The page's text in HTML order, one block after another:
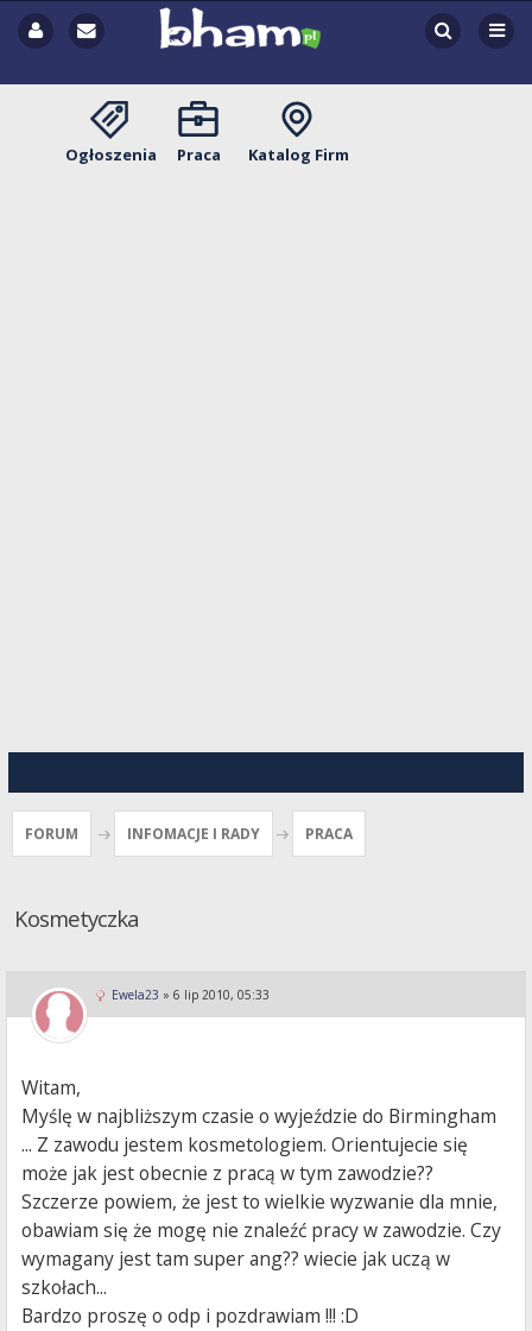
Ogłoszenia Praca Katalog Firm
FORUM INFOMACJE I RADY PRACA
Kosmetyczka
Ewela23 » 6 lip 2010, 05:33
Witam,
Myślę w najbliższym czasie o wyjeździe do Birmingham
... Z zawodu jestem kosmetologiem. Orientujecie się
może jak jest obecnie z pracą w tym zawodzie??
Szczerze powiem, że jest to wielkie wyzwanie dla mnie,
obawiam się że mogę nie znaleźć pracy w zawodzie. Czy
wymagany jest tam super ang?? wiecie jak uczą w
szkołach...
Bardzo proszę o odp i pozdrawiam !!! :D